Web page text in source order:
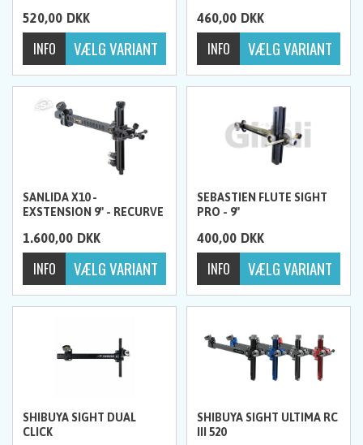
520,00 DKK 460,00 DKK
SANLIDA X10 -
EXSTENSION 9" - RECURVE
1.600,00 DKK
SEBASTIEN FLUTE SIGHT
PRO - 9"
400,00 DKK
SHIBUYA SIGHT DUAL
CLICK
SHIBUYA SIGHT ULTIMA RC
III 520